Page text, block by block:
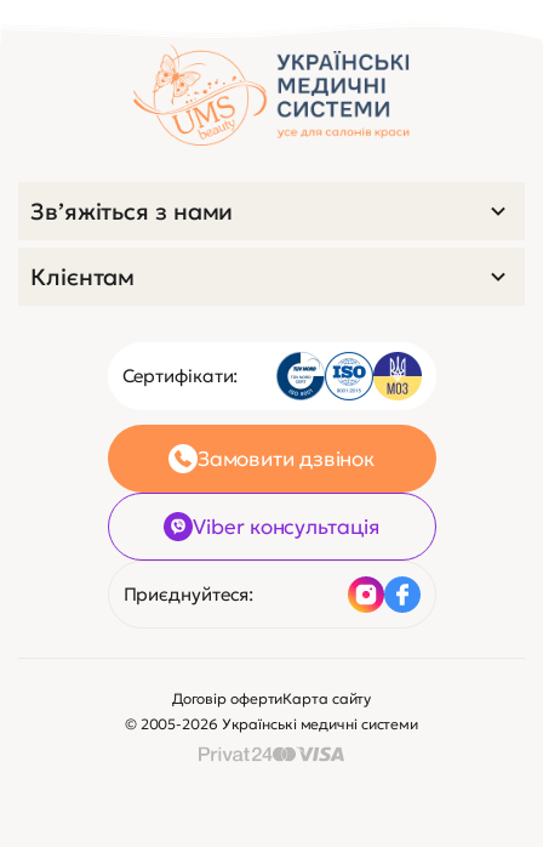
Сертифікати:
Замовити дзвінок
Viber консультація
Приєднуйтеся:
Зв’яжіться з нами
Клієнтам
© 2005-2026 Українські медичні системи
Договір офертиКарта сайту